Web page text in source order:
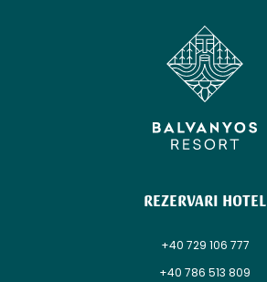
REZERVARI HOTEL
+40 729 106 777
+40 786 513 809